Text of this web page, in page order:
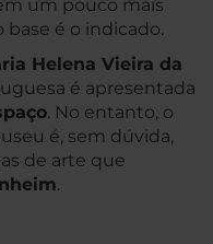
um pouco mais
é o indicado.
Helena Vieira da
é apresentada
. No entanto, o
é, sem dúvida,
de arte que
.